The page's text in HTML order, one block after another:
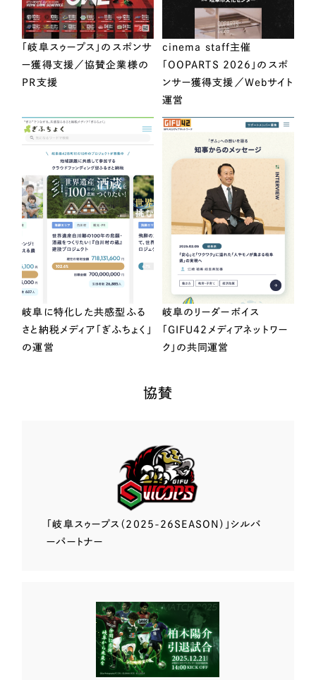
「岐阜スゥープス」のスポンサ
ー獲得支援／協賛企業様の
PR支援
cinema staff主催
「OOPARTS 2026」のスポ
ンサー獲得支援／Webサイト
運営
岐阜に特化した共感型ふる
さと納税メディア「ぎふちょく」
の運営
岐阜のリーダーボイス
「GIFU42メディアネットワー
ク」の共同運営
協賛
「岐阜スゥープス （2025-26SEASON）」 シルバ
ーパートナー